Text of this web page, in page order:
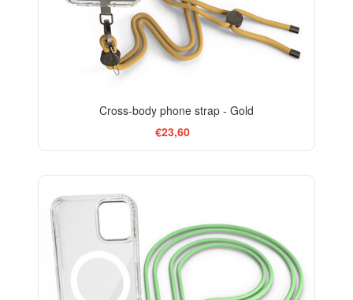
Cross-body phone strap - Gold
€23,60